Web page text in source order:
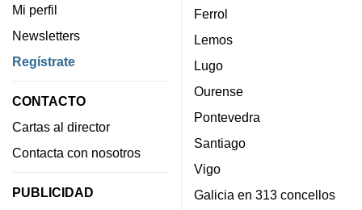
Mi perfil
Newsletters
Regístrate
CONTACTO
Cartas al director
Contacta con nosotros
PUBLICIDAD
Ferrol
Lemos
Lugo
Ourense
Pontevedra
Santiago
Vigo
Galicia en 313 concellos